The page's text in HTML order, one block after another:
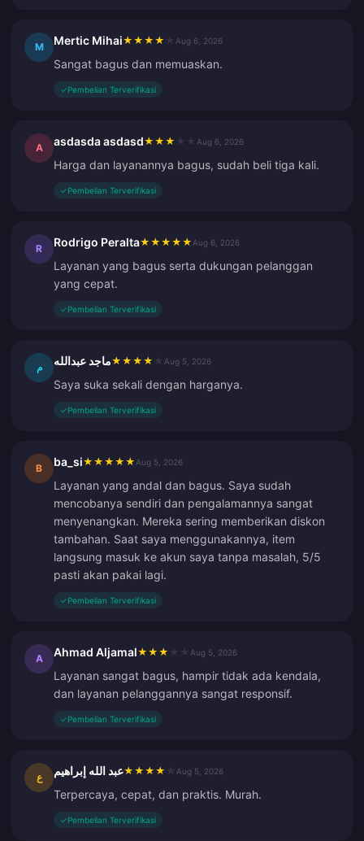
M Mertic Mihai★ ★ ★ ★ Aug 6, 2026
Sangat bagus dan memuaskan.
✓Pembelian Terverifikasi
A asdasda asdasd★ ★ ★ Aug 6, 2026
Harga dan layanannya bagus, sudah beli tiga kali.
✓Pembelian Terverifikasi
R Rodrigo Peralta★ ★ ★ ★ ★ Aug 6, 2026
Layanan yang bagus serta dukungan pelanggan
yang cepat.
✓Pembelian Terverifikasi
م ماجد عبدالله★ ★ ★ ★ Aug 5, 2026
Saya suka sekali dengan harganya.
✓Pembelian Terverifikasi
B ba_si★ ★ ★ ★ ★ Aug 5, 2026
Layanan yang andal dan bagus. Saya sudah
mencobanya sendiri dan pengalamannya sangat
menyenangkan. Mereka sering memberikan diskon
tambahan. Saat saya menggunakannya, item
langsung masuk ke akun saya tanpa masalah, 5/5
pasti akan pakai lagi.
✓Pembelian Terverifikasi
A Ahmad Aljamal★ ★ ★ Aug 5, 2026
Layanan sangat bagus, hampir tidak ada kendala,
dan layanan pelanggannya sangat responsif.
✓Pembelian Terverifikasi
ع عبد الله إبراهيم★ ★ ★ ★ Aug 5, 2026
Terpercaya, cepat, dan praktis. Murah.
✓Pembelian Terverifikasi